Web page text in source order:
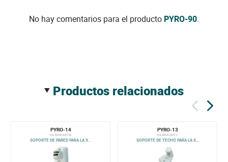
No hay comentarios para el producto PYRO-90.
productos relacionados
PYRO-14
KX-BRACKETW
SOPORTE DE PARED PARA LA S...
PYRO-13
KX-BRACKETC
SOPORTE DE TECHO PARA LA S...